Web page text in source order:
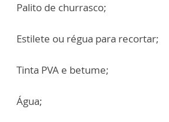
Palito de churrasco;
Estilete ou régua para recortar;
Tinta PVA e betume;
Água;